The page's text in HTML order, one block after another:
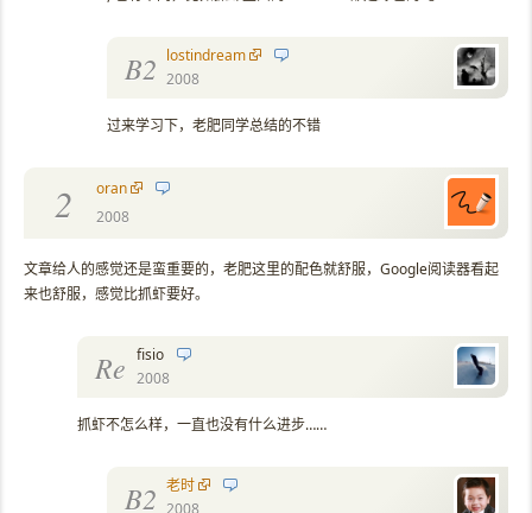
B2 lostindream
2008
过来学习下，老肥同学总结的不错
2
oran
2008
文章给人的感觉还是蛮重要的，老肥这里的配色就舒服，Google阅读器看起
来也舒服，感觉比抓虾要好。
Re fisio
2008
抓虾不怎么样，一直也没有什么进步……
B2 老时
2008